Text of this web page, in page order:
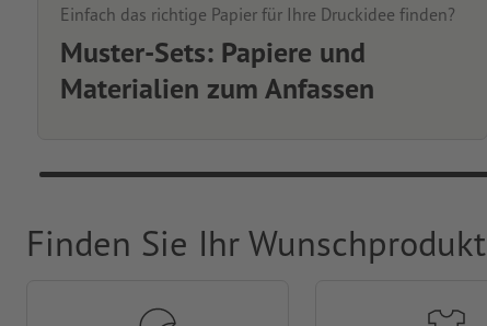
Einfach das richtige Papier für Ihre Druckidee finden?
Muster-Sets: Papiere und
Materialien zum Anfassen
Finden Sie Ihr Wunschprodukt